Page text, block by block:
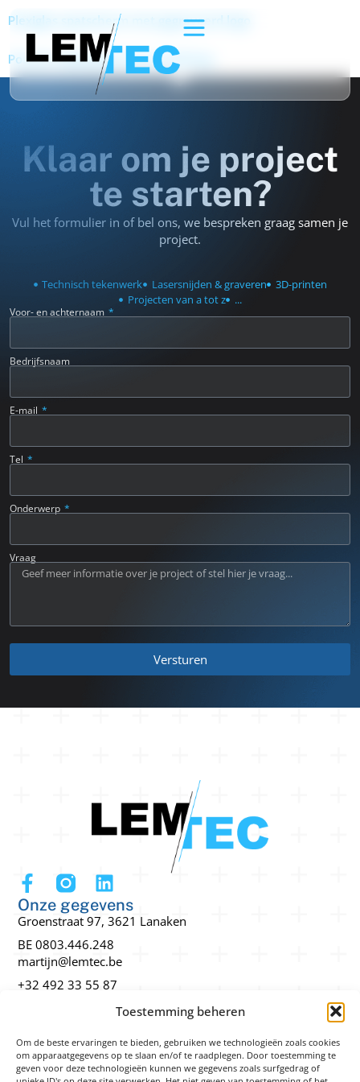
Toestemming beheren
Om de beste ervaringen te bieden, gebruiken we technologieën zoals cookies
om apparaatgegevens op te slaan en/of te raadplegen. Door toestemming te
geven voor deze technologieën kunnen we gegevens zoals surfgedrag of
Plexiglas spatscherm met gegraveerd logo
Porsche displaylogo met verlichting
Klaar om je project
te starten?
Vul het formulier in of bel ons, we bespreken graag samen je
project.
Technisch tekenwerk Lasersnijden & graveren
3D-printen
Projecten van a tot z
...
Voor- en achternaam
Bedrijfsnaam
E-mail
Tel
Onderwerp
Vraag
Versturen
Lasersnijden en graveren
Technisch tekenwerk
Onze gegevens
Groenstraat 97, 3621 Lanaken
BE 0803.446.248
martijn@lemtec.be
+32 492 33 55 87